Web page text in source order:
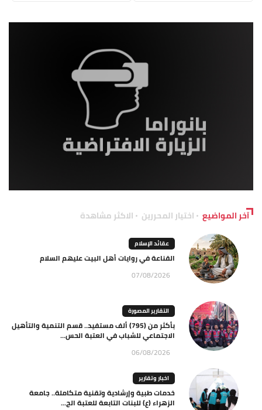
آخر المواضيع اختيار المحررين الاكثر مشاهدة
عقائد الإسلام
القناعة في روايات أهل البيت عليهم السلام
07/08/2026
التقارير المصورة
بأكثر من (795) ألف مستفيد.. قسم التنمية والتأهيل
الاجتماعي للشباب في العتبة الحس...
06/08/2026
اخبار وتقارير
خدمات طبية وإرشادية وتقنية متكاملة.. جامعة
الزهراء (ع) للبنات التابعة للعتبة الح...